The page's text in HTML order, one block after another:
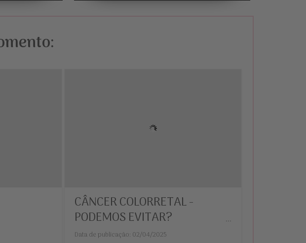
CÂNCER COLORRETAL -
PODEMOS EVITAR? ...
Data de publicação: 02/04/2025